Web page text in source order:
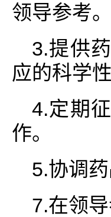
领导参考。
3.提供
应的科学性
4.定期
作。
5.协调
7.在领